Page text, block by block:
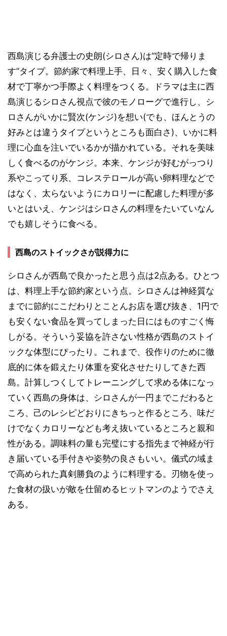
西島演じる弁護士の史朗(シロさん)は“定時で帰りま
す”タイプ。節約家で料理上手、日々、安く購入した食
材で丁寧かつ手際よく料理をつくる。ドラマは主に西
島演じるシロさん視点で彼のモノローグで進行し、シ
ロさんがいかに賢次(ケンジ)を想い(でも、ほんとうの
好みとは違うタイプというところも面白さ)、いかに料
理に心血を注いでいるかが描かれている。それを美味
しく食べるのがケンジ。本来、ケンジが好むがっつり
系やこってり系、コレステロールが高い卵料理などで
はなく、太らないようにカロリーに配慮した料理が多
いとはいえ、ケンジはシロさんの料理をたいていなん
でも嬉しそうに食べる。
西島のストイックさが説得力に
シロさんが西島で良かったと思う点は2点ある。ひとつ
は、料理上手な節約家という点。シロさんは神経質な
までに節約にこだわりとことんお店を選び抜き、1円で
も安くない食品を買ってしまった日にはものすごく悔
しがる。そういう妥協を許さない性格が西島のストイ
ックな体型にぴったり。これまで、役作りのために徹
底的に体を鍛えたり体重を変化させたりしてきた西
島。計算しつくしてトレーニングして求める体になっ
ていく西島の身体は、シロさんが一円までこだわると
ころ、己のレシピどおりにきちっと作るところ、味だ
けでなくカロリーなども考え抜いているところと親和
性がある。調味料の量も完璧にする指先まで神経が行
き届いている手付きや姿勢の良さもいい。儀式の域ま
で高められた真剣勝負のように料理する。刃物を使っ
た食材の扱いが敵を仕留めるヒットマンのようでさえ
ある。